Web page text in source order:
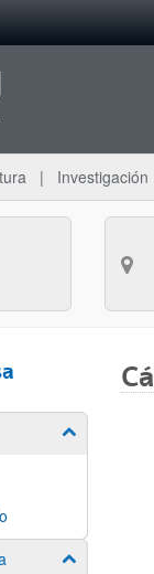
Investigación
Mostrar/
Mostrar/